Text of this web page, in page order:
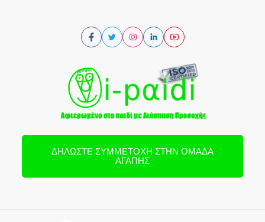
ΔΗΛΏΣΤΕ ΣΥΜΜΕΤΟΧΉ ΣΤΗΝ ΟΜΆΔΑ
ΑΓΆΠΗΣ